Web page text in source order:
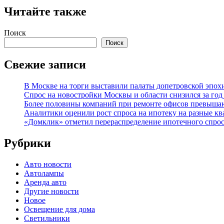
Читайте также
Поиск
Поиск
Свежие записи
В Москве на торги выставили палаты допетровской
Спрос на новостройки Москвы и области снизился за
Более половины компаний при ремонте офисов
Аналитики оценили рост спроса на ипотеку на разные
«Домклик» отметил перераспределение ипотечного
Рубрики
Авто новости
Автолампы
Аренда авто
Другие новости
Новое
Освещение для дома
Светильники